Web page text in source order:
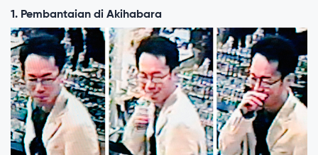
1. Pembantaian di Akihabara